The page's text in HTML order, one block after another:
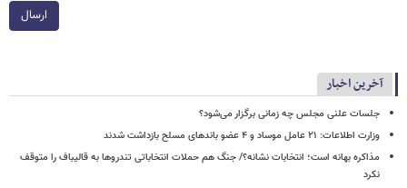
ارسال
آخرین اخبار
جلسات علنی مجلس چه زمانی برگزار می‌شود؟
وزارت اطلاعات: ۲۱ عامل موساد و ۴ عضو باندهای مسلح بازداشت شدند
مذاکره بهانه است؛ انتخابات نشانه؟/ جنگ هم حملات انتخاباتی تندروها به قالیباف را متوقف
نکرد